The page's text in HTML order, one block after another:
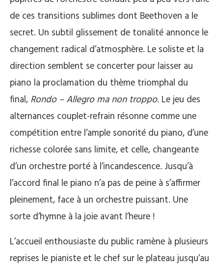
de ces transitions sublimes dont Beethoven a le
secret. Un subtil glissement de tonalité annonce le
changement radical d’atmosphère. Le soliste et la
direction semblent se concerter pour laisser au
piano la proclamation du thème triomphal du
final, Rondo – Allegro ma non troppo. Le jeu des
alternances couplet-refrain résonne comme une
compétition entre l’ample sonorité du piano, d’une
richesse colorée sans limite, et celle, changeante
d’un orchestre porté à l’incandescence. Jusqu’à
l’accord final le piano n’a pas de peine à s’affirmer
pleinement, face à un orchestre puissant. Une
sorte d’hymne à la joie avant l’heure !
L’accueil enthousiaste du public ramène à plusieurs
reprises le pianiste et le chef sur le plateau jusqu’au